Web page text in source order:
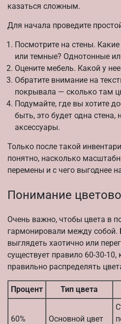
казаться сложным.
Для начала проведите
Посмотрите на стены.
или темные? Однотонные
Оцените мебель. Какой у
Обратите внимание на
покрывала — сколько там
Подумайте, где вы хотите
быть, это будет одна стена,
аксессуары.
Только после такой
понятно, насколько
перемены и с чего выгоднее
Понимание
Очень важно, чтобы цвета в
гармонировали между собой.
выглядеть хаотично или
существует правило 60-30-10,
правильно распределять
Процент Тип цвета
60% Основной цвет